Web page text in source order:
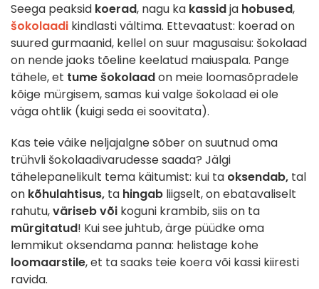
Seega peaksid koerad, nagu ka kassidja hobused,
šokolaadi kindlasti vältima. Ettevaatust: koerad on
suured gurmaanid, kellel on suur magusaisu: šokolaad
on nende jaoks tõeline keelatud maiuspala. Pange
tähele, et tume šokolaadon meie loomasõpradele
kõige mürgisem, samas kui valge šokolaad ei ole
väga ohtlik (kuigi seda ei soovitata).
Kas teie väike neljajalgne sõber on suutnud oma
trühvli šokolaadivarudesse saada? Jälgi
tähelepanelikult tema käitumist: kui ta oksendab, tal
on kõhulahtisus, ta hingab liigselt, on ebatavaliselt
rahutu,väriseb või koguni krambib, siis on ta
mürgitatud! Kui see juhtub, ärge püüdke oma
lemmikut oksendama panna: helistage kohe
loomaarstile, et ta saaks teie koera või kassi kiiresti
ravida.